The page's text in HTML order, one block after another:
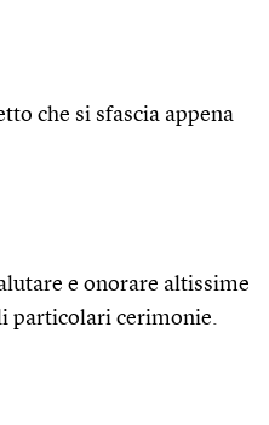
che si sfascia appena
e onorare altissime
particolari cerimonie.